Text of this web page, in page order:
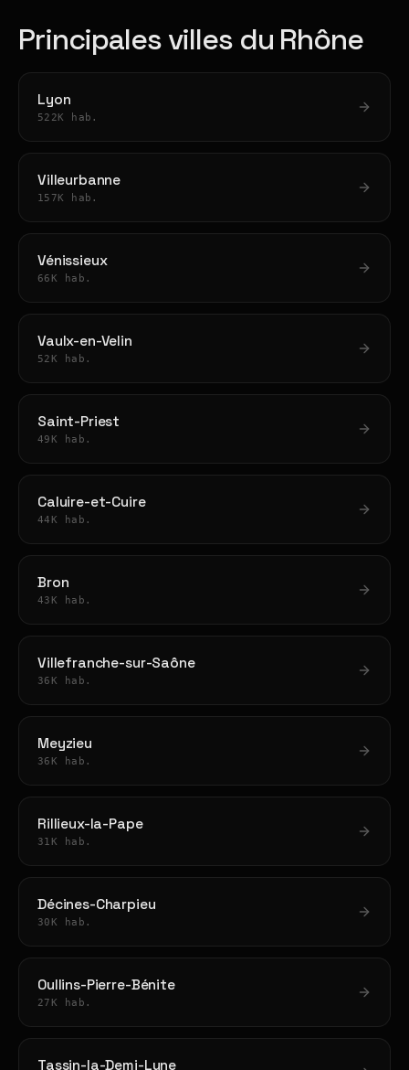
Principales villes du Rhône
Lyon
522K hab.
Villeurbanne
157K hab.
Vénissieux
66K hab.
Vaulx-en-Velin
52K hab.
Saint-Priest
49K hab.
Caluire-et-Cuire
44K hab.
Bron
43K hab.
Villefranche-sur-Saône
36K hab.
Meyzieu
36K hab.
Rillieux-la-Pape
31K hab.
Décines-Charpieu
30K hab.
Oullins-Pierre-Bénite
27K hab.
Tassin-la-Demi-Lune